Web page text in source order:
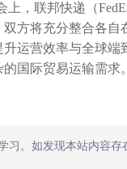
，联邦快递（
方将充分整合各自
运营效率与全球端
国际贸易运输需求。
习。如发现本站内容存